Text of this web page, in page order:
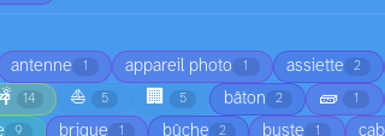
antenne 1 appareil photo 1 assiette 2
14 ⛵ 5 🏢 5 bâton 2 🧱 1
9 brique 1 bûche 2 buste 1